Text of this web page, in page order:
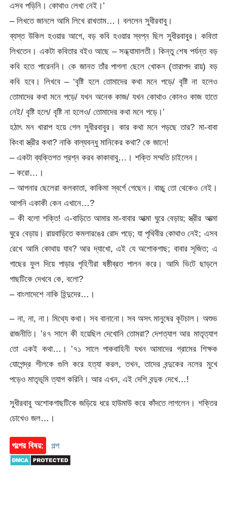
এসব পড়িনি। কোথাও লেখা নেই।’
– লিখতে জানলে আমি লিখে রাখতাম…। বললেন সুধীরবাবু।
ব্যস্ত উকিল হওয়ার আগে, বড় কবি হওয়ার স্বপ্ন ছিল সুধীরবাবুর। কবিতা
লিখতেন। একটা কবিতার বইও আছে – সন্ধ্যামালতী। কিন্তু শেষ পর্যন্ত বড়
কবি হতে পারেননি। কে জানত তাঁর পাগলা ছেলে খোকন (তারাপদ রায়) বড়
কবি হবে। লিখবে – ‘বৃষ্টি হলে তোমাদের কথা মনে পড়ে/ বৃষ্টি না হলেও
তোমাদের কথা মনে পড়ে/ যখন অনেক কাজ/ যখন কোথাও কোনও কাজ হাতে
নেই/ বৃষ্টি হলে/ বৃষ্টি না হলেও/ তোমাদের কথা মনে পড়ে।’
হঠাৎ মন খারাপ হয়ে গেল সুধীরবাবুর। কার কথা মনে পড়ছে তার? মা-বাবা
কিংবা স্ত্রীর কথা? নাকি বাল্যবন্ধু মানিকের কথা? কে জানে!
– একটা ব্যক্তিগত প্রশ্ন করব কাকাবাবু…। শক্তি সম্মতি চাইলেন।
– করো…।
– আপনার ছেলেরা কলকাতা, কাকিমা স্বর্গে গেছেন। বাচ্চু তো থেকেও নেই।
আপনি একাকী কেন এখানে…?
– কী বলো শক্তি! এ-বাড়িতে আমার মা-বাবার আত্মা ঘুরে বেড়ায়; স্ত্রীর আত্মা
ঘুরে বেড়ায়। রায়বাড়িতে কমলারঙের রোদ পড়ে; যা পৃথিবীর কোথাও নেই; এসব
রেখে আমি কোথায় যাব? আর দ্যাখো, এই যে অশোকগাছ; বাবার সৃজিত; এ
গাছের ফুল দিয়ে পাড়ার গৃহিণীরা ষষ্ঠীব্রত পালন করে। আমি ভিটে ছাড়লে
গাছটিকে দেখবে কে, বলো?
– বাংলাদেশে নাকি হিন্দুদের…।
– না, না, না। মিথ্যে কথা। সব বানানো। সব অসৎ মানুষের কূটচাল। অশুভ
রাজনীতি। ’৪৭ সালে কী হয়েছিল দেখোনি তোমরা? দেশত্যাগ আর মাতৃত্যাগ
তো একই কথা…। ’৭১ সালে পাকবাহিনী যখন আমাদের গ্রামের শিক্ষক
যোগেন্দ্র শীলকে গুলি করে হত্যা করল, তখন, তাদের বন্দুকের নলের মুখে
পড়েও মাতৃভূমি ত্যাগ করিনি। আর এখন, এই দেশি বন্দুক দেখে…!
সুধীরবাবু অশোকগাছটিকে জড়িয়ে ধরে হাউমাউ করে কাঁদতে লাগলেন। শক্তির
চোখেও জল…।
গল্পের বিষয়: গল্প